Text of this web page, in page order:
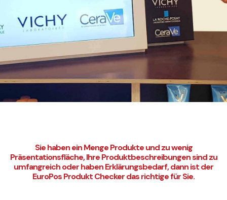
Sie haben ein Menge Produkte und zu wenig
Präsentationsfläche, Ihre Produktbeschreibungen sind zu
umfangreich oder haben Erklärungsbedarf, dann ist der
EuroPos Produkt Checker das richtige für Sie.